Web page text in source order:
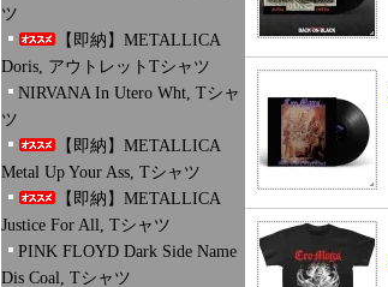
ツ
【即納】METALLICA
Doris, アウトレットTシャツ
NIRVANA In Utero Wht, Tシャ
ツ
【即納】METALLICA
Metal Up Your Ass, Tシャツ
【即納】METALLICA
Justice For All, Tシャツ
PINK FLOYD Dark Side Name
Dis Coal, Tシャツ